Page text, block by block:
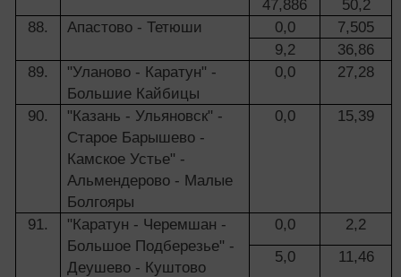
47,886
50,2
88.
Апастово - Тетюши 0,0
7,505
9,2
36,86
89.
"Уланово - Каратун" -
Большие Кайбицы
0,0 27,28
90.
"Казань - Ульяновск" -
Старое Барышево -
Камское Устье" -
Альмендерово - Малые
Болгояры
0,0 15,39
91.
"Каратун - Черемшан -
Большое Подберезье" -
Деушево - Куштово
0,0
2,2
5,0
11,46